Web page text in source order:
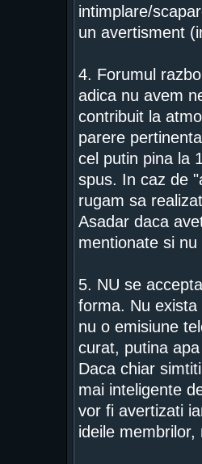
intimplare/
un avertisment
4. Forumul
adica nu avem
contribuit la
parere
cel putin pina la
spus. In caz de
rugam sa
Asadar daca
mentionate si
5. NU se
forma. Nu
nu o emisiune
curat, putina
Daca chiar
mai inteligente
vor fi avertizati
ideile